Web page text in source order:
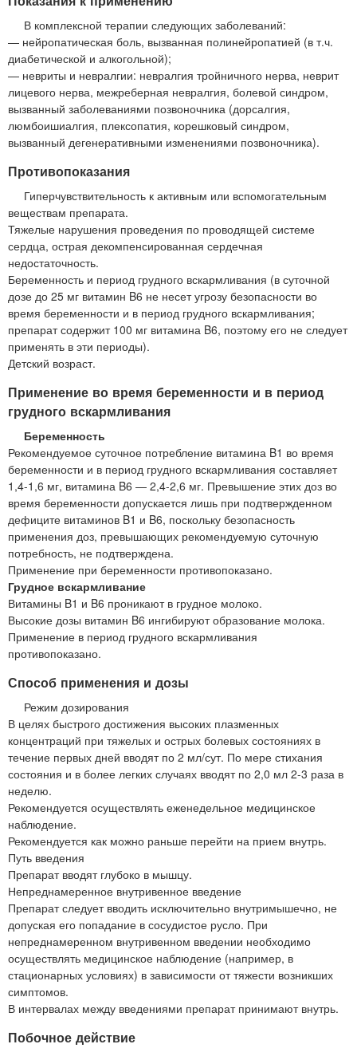
В комплексной терапии следующих заболеваний:
— нейропатическая боль, вызванная полинейропатией (в т.ч.
диабетической и алкогольной);
— невриты и невралгии: невралгия тройничного нерва, неврит
лицевого нерва, межреберная невралгия, болевой синдром,
вызванный заболеваниями позвоночника (дорсалгия,
люмбоишиалгия, плексопатия, корешковый синдром,
вызванный дегенеративными изменениями позвоночника).
Противопоказания
Гиперчувствительность к активным или вспомогательным
веществам препарата.
Тяжелые нарушения проведения по проводящей системе
сердца, острая декомпенсированная сердечная
недостаточность.
Беременность и период грудного вскармливания (в суточной
дозе до 25 мг витамин B6 не несет угрозу безопасности во
время беременности и в период грудного вскармливания;
препарат содержит 100 мг витамина B6, поэтому его не следует
применять в эти периоды).
Детский возраст.
Применение во время беременности и в период
грудного вскармливания
Беременность
Рекомендуемое суточное потребление витамина B1 во время
беременности и в период грудного вскармливания составляет
1,4-1,6 мг, витамина B6 — 2,4-2,6 мг. Превышение этих доз во
время беременности допускается лишь при подтвержденном
дефиците витаминов B1 и B6, поскольку безопасность
применения доз, превышающих рекомендуемую суточную
потребность, не подтверждена.
Применение при беременности противопоказано.
Грудное вскармливание
Витамины B1 и B6 проникают в грудное молоко.
Высокие дозы витамин B6 ингибируют образование молока.
Применение в период грудного вскармливания
противопоказано.
Способ применения и дозы
Режим дозирования
В целях быстрого достижения высоких плазменных
концентраций при тяжелых и острых болевых состояниях в
течение первых дней вводят по 2 мл/сут. По мере стихания
состояния и в более легких случаях вводят по 2,0 мл 2-3 раза в
неделю.
Рекомендуется осуществлять еженедельное медицинское
наблюдение.
Рекомендуется как можно раньше перейти на прием внутрь.
Путь введения
Препарат вводят глубоко в мышцу.
Непреднамеренное внутривенное введение
Препарат следует вводить исключительно внутримышечно, не
допуская его попадание в сосудистое русло. При
непреднамеренном внутривенном введении необходимо
осуществлять медицинское наблюдение (например, в
стационарных условиях) в зависимости от тяжести возникших
симптомов.
В интервалах между введениями препарат принимают внутрь.
Побочное действие